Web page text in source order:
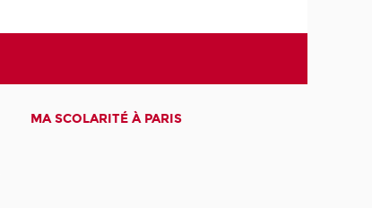
MA SCOLARITÉ À PARIS